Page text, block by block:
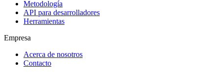
Metodología
API para desarrolladores
Herramientas
Empresa
Acerca de nosotros
Contacto